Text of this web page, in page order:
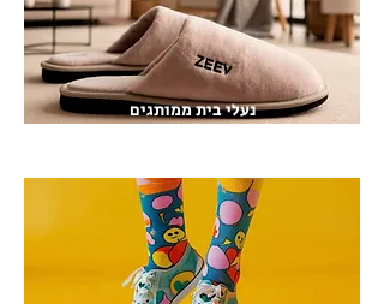
נעלי בית ממותגים
מעלי בית וכפכפי ספא ממותגים במיתוג אישי